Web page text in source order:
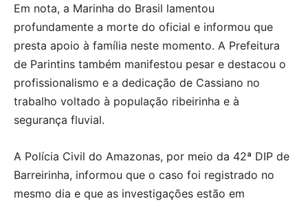
Em nota, a Marinha do Brasil lamentou
profundamente a morte do oficial e informou que
presta apoio à família neste momento. A Prefeitura
de Parintins também manifestou pesar e destacou o
profissionalismo e a dedicação de Cassiano no
trabalho voltado à população ribeirinha e à
segurança fluvial.
A Polícia Civil do Amazonas, por meio da 42ª DIP de
Barreirinha, informou que o caso foi registrado no
mesmo dia e que as investigações estão em